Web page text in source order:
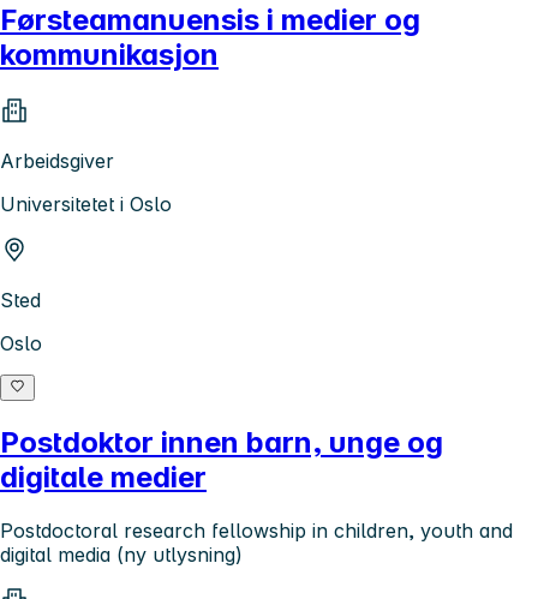
Førsteamanuensis i medier og
kommunikasjon
Arbeidsgiver
Universitetet i Oslo
Sted
Oslo
Postdoktor innen barn, unge og
digitale medier
Postdoctoral research fellowship in children, youth and
digital media (ny utlysning)